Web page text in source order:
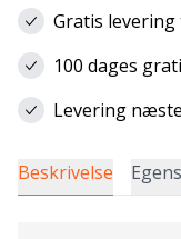
Gratis
100 dages
Levering
Beskrivelse